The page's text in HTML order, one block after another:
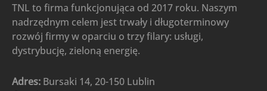
TNL to firma funkcjonująca od 2017 roku. Naszym
nadrzędnym celem jest trwały i długoterminowy
rozwój firmy w oparciu o trzy filary: usługi,
dystrybucję, zieloną energię.
Adres: Bursaki 14, 20-150 Lublin